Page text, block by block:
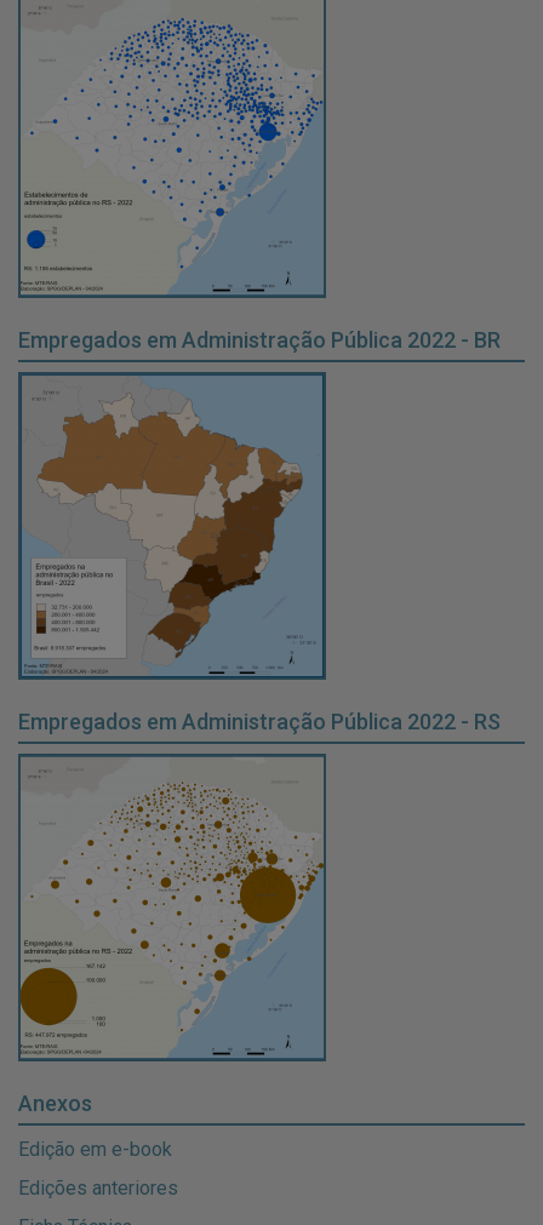
Empregados em Administração Pública 2022 - BR
Empregados em Administração Pública 2022 - RS
Anexos
Edição em e-book
Edições anteriores